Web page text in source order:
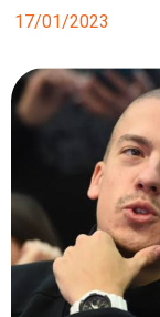
17/01/2023